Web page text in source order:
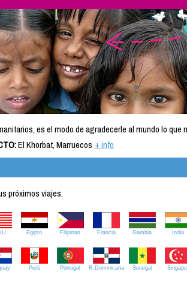
es el modo de agradecerle al mundo lo que
El Khorbat, Marruecos + info
próximos viajes.
Egipto Filipinas Francia Gambia India
Perú Portugal R.Dominicana Senegal